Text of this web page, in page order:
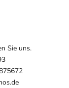
Sie uns.